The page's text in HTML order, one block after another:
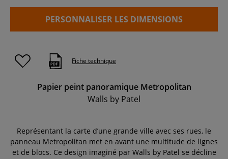
PERSONNALISER LES DIMENSIONS
Fiche technique
Papier peint panoramique Metropolitan
Walls by Patel
Représentant la carte d’une grande ville avec ses rues, le
panneau Metropolitan met en avant une multitude de lignes
et de blocs. Ce design imaginé par Walls by Patel se décline